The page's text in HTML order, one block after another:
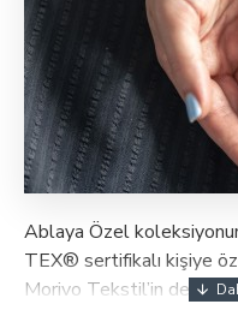
Ablaya Özel
TEX® sertifikalı kişiye
Morivo Tekstil’in